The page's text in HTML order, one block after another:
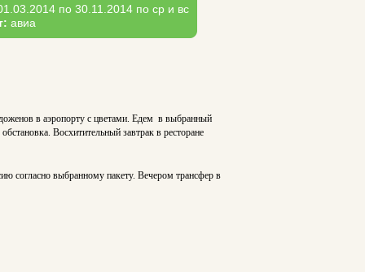
по 30.11.2014 по ср и вс
авиа
в аэропорту с цветами. Едем в выбранный
Восхитительный завтрак в ресторане
согласно выбранному пакету. Вечером трансфер в